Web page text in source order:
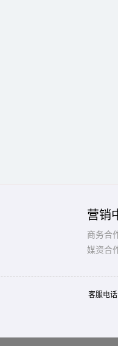
营销
商务合
媒资合
客服电